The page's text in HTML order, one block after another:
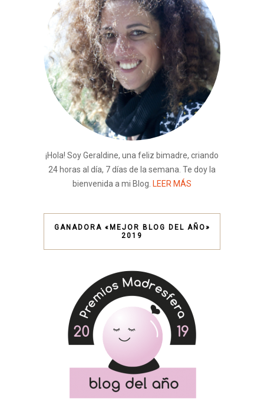
¡Hola! Soy Geraldine, una feliz bimadre, criando
24 horas al día, 7 días de la semana. Te doy la
bienvenida a mi Blog. LEER MÁS
GANADORA «MEJOR BLOG DEL AÑO»
2019